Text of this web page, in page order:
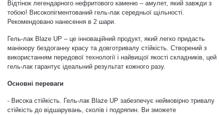
Дезінфекція та стерилізація
Декор для нігтів
Трикутники (каміфубукі)
Наклейки гнучкі лінії
Втирки
Відтінок легендарного нефритового каменю –амулет, який завжди з
тобою! Високопігментований гель-лак середньої щільності.
Рекомендовано нанесення в 2 шари.
Гель-лак Blaze UP – це інноваційний продукт, який легко придасть
манікюру бездоганну красу та довготривалу стійкість. Створений з
використанням передової технології і найвищої якості складників, цей
гель-лак гарантує ідеальний результат кожного разу.
Основні переваги
- Висока стійкість. Гель-лак Blaze UP забезпечує неймовірно тривалу
стійкість до відшарувань, сколів і подряпин. Ви зможете